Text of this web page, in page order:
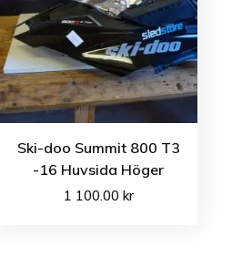
Ski-doo Summit 800 T3
-16 Huvsida Höger
1 100.00 kr